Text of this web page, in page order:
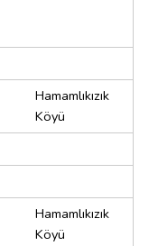
Hamamlıkızık
Köyü
Hamamlıkızık
Köyü